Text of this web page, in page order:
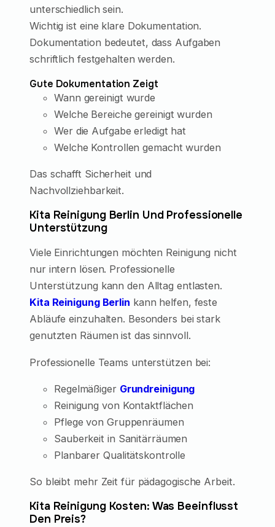
unterschiedlich sein.
Wichtig ist eine klare Dokumentation.
Dokumentation bedeutet, dass Aufgaben
schriftlich festgehalten werden.
Gute Dokumentation Zeigt
Wann gereinigt wurde
Welche Bereiche gereinigt wurden
Wer die Aufgabe erledigt hat
Welche Kontrollen gemacht wurden
Das schafft Sicherheit und
Nachvollziehbarkeit.
Kita Reinigung Berlin Und Professionelle
Unterstützung
Viele Einrichtungen möchten Reinigung nicht
nur intern lösen. Professionelle
Unterstützung kann den Alltag entlasten.
Kita Reinigung Berlin kann helfen, feste
Abläufe einzuhalten. Besonders bei stark
genutzten Räumen ist das sinnvoll.
Professionelle Teams unterstützen bei:
Regelmäßiger Grundreinigung
Reinigung von Kontaktflächen
Pflege von Gruppenräumen
Sauberkeit in Sanitärräumen
Planbarer Qualitätskontrolle
So bleibt mehr Zeit für pädagogische Arbeit.
Kita Reinigung Kosten: Was Beeinflusst
Den Preis?